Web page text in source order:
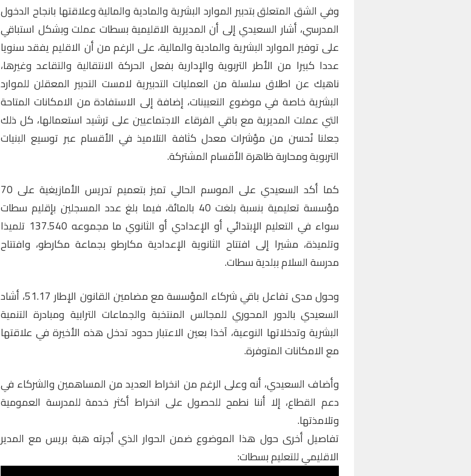
وفي الشق المتعلق بتدبير الموارد البشرية والمادية والمالية وعلاقتها بانجاح الدخول
المدرسي، أشار السعيدي إلى أن المديرية الاقليمية بسطات عملت وبشكل استباقي
على توفير الموارد البشرية والمادية والمالية، على الرغم من أن الاقليم يفقد سنويا
عددا كبيرا من الأطر التربوية والإدارية بفعل الحركة الانتقالية والتقاعد وغيرها،
ناهيك عن اطلاق سلسلة من العمليات التدبيرية لامست التدبير المعقلن للموارد
البشرية خاصة في موضوع التعيينات، إضافة إلى الاستفادة من الامكانات المتاحة
التي عملت المديرية مع باقي الفرقاء الاجتماعيين على ترشيد استعمالها، كل ذلك
جعلنا نُحسن من مؤشرات معدل كثافة التلاميذ في الأقسام عبر توسيع البنيات
التربوية ومحاربة ظاهرة الأقسام المشتركة.
كما أكد السعيدي على الموسم الحالي تميز بتعميم تدريس الأمازيغية على 70
مؤسسة تعليمية بنسبة بلغت 40 بالمائة، فيما بلغ عدد المسجلين بإقليم سطات
سواء في التعليم الإبتدائي أو الإعدادي أو الثانوي ما مجموعه 137.540 تلميذا
وتلميذة، مشيرا إلى افتتاح الثانوية الإعدادية مكارطو بجماعة مكارطو، وافتتاح
مدرسة السلام ببلدية سطات.
وحول مدى تفاعل باقي شركاء المؤسسة مع مضامين القانون الإطار 51.17، أشاد
السعيدي بالدور المحوري للمجالس المنتخبة والجماعات الترابية ومبادرة التنمية
البشرية وتدخلاتها النوعية، آخذا بعين الاعتبار حدود تدخل هذه الأخيرة في علاقتها
مع الامكانات المتوفرة.
وأضاف السعيدي، أنه وعلى الرغم من انخراط العديد من المساهمين والشركاء في
دعم القطاع، إلا أننا نطمح للحصول على انخراط أكثر خدمة للمدرسة العمومية
وتلامذتها.
تفاصيل أخرى حول هذا الموضوع ضمن الحوار الذي أجرته هبة بريس مع المدير
الاقليمي للتعليم بسطات: